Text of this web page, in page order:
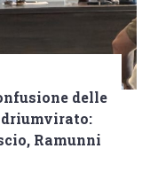
delle
Ramunni